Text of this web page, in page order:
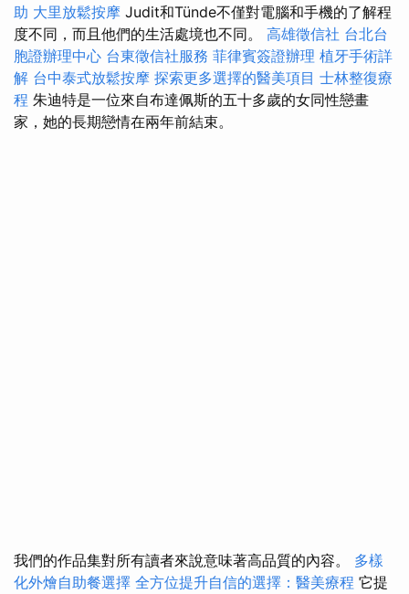
助 大里放鬆按摩 Judit和Tünde不僅對電腦和手機的了解程
度不同，而且他們的生活處境也不同。 高雄徵信社 台北台
胞證辦理中心 台東徵信社服務 菲律賓簽證辦理 植牙手術詳
解 台中泰式放鬆按摩 探索更多選擇的醫美項目 士林整復療
程 朱迪特是一位來自布達佩斯的五十多歲的女同性戀畫
家，她的長期戀情在兩年前結束。
我們的作品集對所有讀者來說意味著高品質的內容。 多樣
化外燴自助餐選擇 全方位提升自信的選擇：醫美療程 它提